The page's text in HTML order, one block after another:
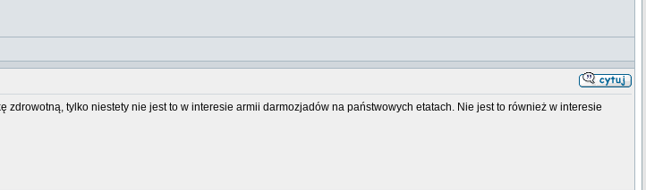
tylko niestety nie jest to w interesie armii darmozjadów na państwowych etatach. Nie jest to również w interesie